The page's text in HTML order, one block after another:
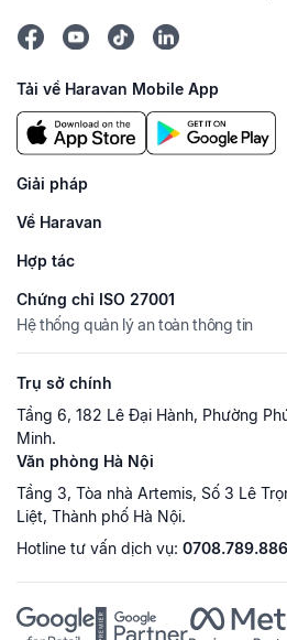
Tải về Haravan Mobile App
Giải pháp
Về Haravan
Hợp tác
Chứng chỉ ISO 27001
Hệ thống quản lý an toàn thông tin
Trụ sở chính
Tầng 6, 182 Lê Đại Hành, Phường
Minh.
Văn phòng Hà Nội
Tầng 3, Tòa nhà Artemis, Số 3 Lê
Liệt, Thành phố Hà Nội.
Hotline tư vấn dịch vụ: 0708.789.886